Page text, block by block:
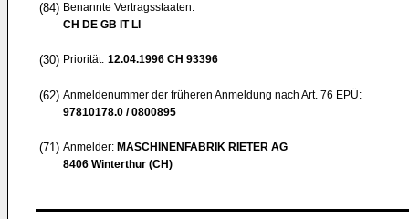
(84) Benannte Vertragsstaaten:
CH DE GB IT LI
(30) Priorität: 12.04.1996 CH 93396
(62) Anmeldenummer der früheren Anmeldung nach Art. 76 EPÜ:
97810178.0 / 0800895
(71) Anmelder: MASCHINENFABRIK RIETER AG
8406 Winterthur (CH)